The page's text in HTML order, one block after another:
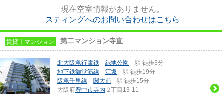
現在空室情報がありません。
スティングへのお問い合わせはこちら
賃貸｜マンション 第二マンション寺直
北大阪急行電鉄 「 緑地公園 」駅 徒歩3分
地下鉄御堂筋線 「 江坂 」駅 徒歩19分
阪急千里線 「 関大前 」駅 徒歩15分
大阪府豊中市寺内 ２丁目13-11